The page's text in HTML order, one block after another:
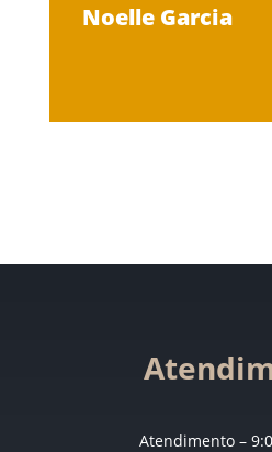
Noelle Garcia
Atendimento –